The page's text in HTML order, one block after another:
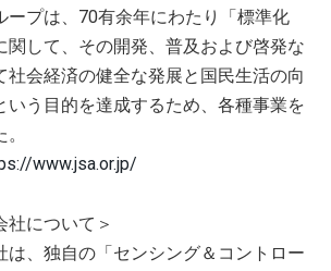
プは、 70有余年にわたり「標準化
関して、その開発、普及および啓発な
社会経済の健全な発展と国民生活の向
いう目的を達成するため、各種事業を
。
www.jsa.or.jp/
社について＞
は、独自の「センシング＆コントロー